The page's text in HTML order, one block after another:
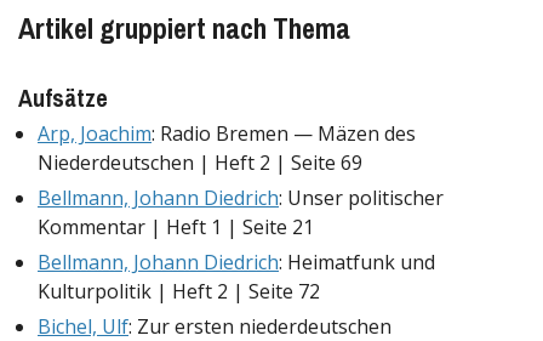
Artikel gruppiert nach Thema
Aufsätze
Arp, Joachim: Radio Bremen — Mäzen des
Niederdeutschen | Heft 2 | Seite 69
Bellmann, Johann Diedrich: Unser politischer
Kommentar | Heft 1 | Seite 21
Bellmann, Johann Diedrich: Heimatfunk und
Kulturpolitik | Heft 2 | Seite 72
Bichel, Ulf: Zur ersten niederdeutschen